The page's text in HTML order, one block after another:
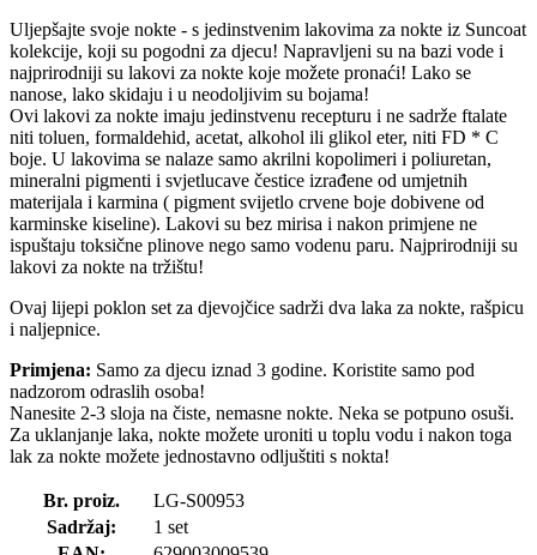
Uljepšajte svoje nokte - s jedinstvenim lakovima za nokte iz Suncoat
kolekcije, koji su pogodni za djecu! Napravljeni su na bazi vode i
najprirodniji su lakovi za nokte koje možete pronaći! Lako se
nanose, lako skidaju i u neodoljivim su bojama!
Ovi lakovi za nokte imaju jedinstvenu recepturu i ne sadrže ftalate
niti toluen, formaldehid, acetat, alkohol ili glikol eter, niti FD * C
boje. U lakovima se nalaze samo akrilni kopolimeri i poliuretan,
mineralni pigmenti i svjetlucave čestice izrađene od umjetnih
materijala i karmina ( pigment svijetlo crvene boje dobivene od
karminske kiseline). Lakovi su bez mirisa i nakon primjene ne
ispuštaju toksične plinove nego samo vodenu paru. Najprirodniji su
lakovi za nokte na tržištu!
Ovaj lijepi poklon set za djevojčice sadrži dva laka za nokte, rašpicu
i naljepnice.
Primjena: Samo za djecu iznad 3 godine. Koristite samo pod
nadzorom odraslih osoba!
Nanesite 2-3 sloja na čiste, nemasne nokte. Neka se potpuno osuši.
Za uklanjanje laka, nokte možete uroniti u toplu vodu i nakon toga
lak za nokte možete jednostavno odljuštiti s nokta!
Br. proiz.
LG-S00953
Sadržaj:
1 set